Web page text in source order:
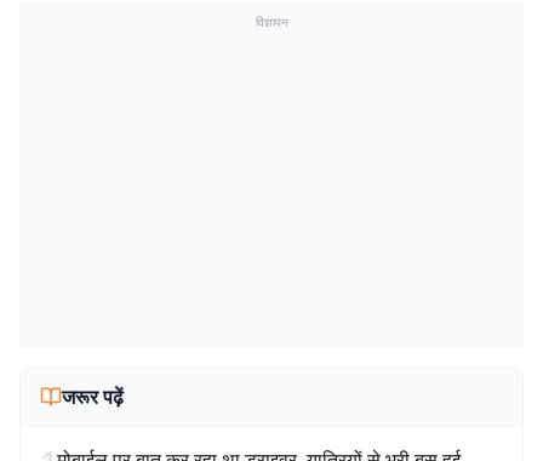
विज्ञापन
जरूर पढ़ें